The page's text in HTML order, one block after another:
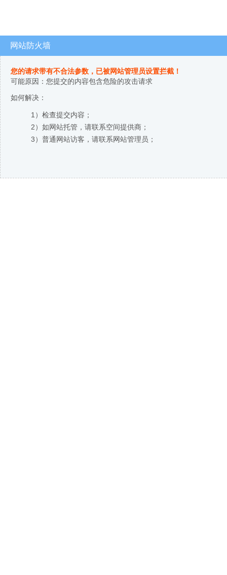
网站防火墙
您的请求带有不合法参数，已被网站管理员设置拦截！
可能原因：您提交的内容包含危险的攻击请求
如何解决：
1）检查提交内容；
2）如网站托管，请联系空间提供商；
3）普通网站访客，请联系网站管理员；